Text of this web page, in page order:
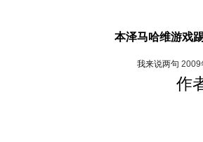
本泽马哈维游戏
我来说两句 2009
作